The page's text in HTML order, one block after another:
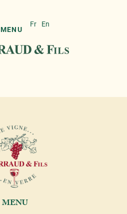
MENU
Fr En
MENU